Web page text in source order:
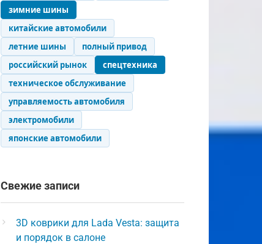
зимние шины
китайские автомобили
летние шины
полный привод
российский рынок
спецтехника
техническое обслуживание
управляемость автомобиля
электромобили
японские автомобили
Свежие записи
3D коврики для Lada Vesta: защита
и порядок в салоне